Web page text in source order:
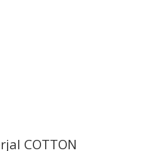
COTTON